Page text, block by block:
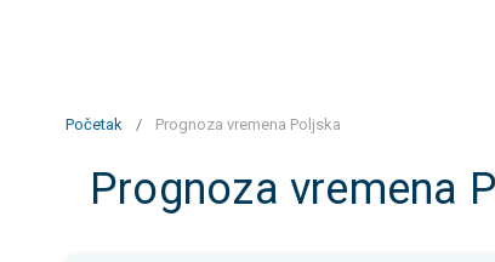
Početak / Prognoza vremena Poljska
Prognoza vremena